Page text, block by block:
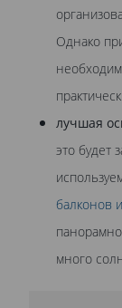
Однако
лучшая
это будет
балконов
много